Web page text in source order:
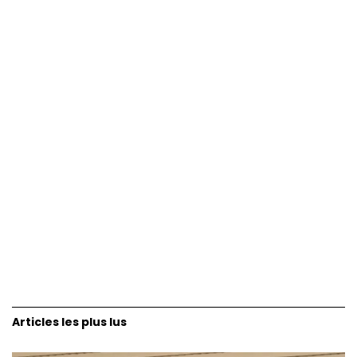
Articles les plus lus